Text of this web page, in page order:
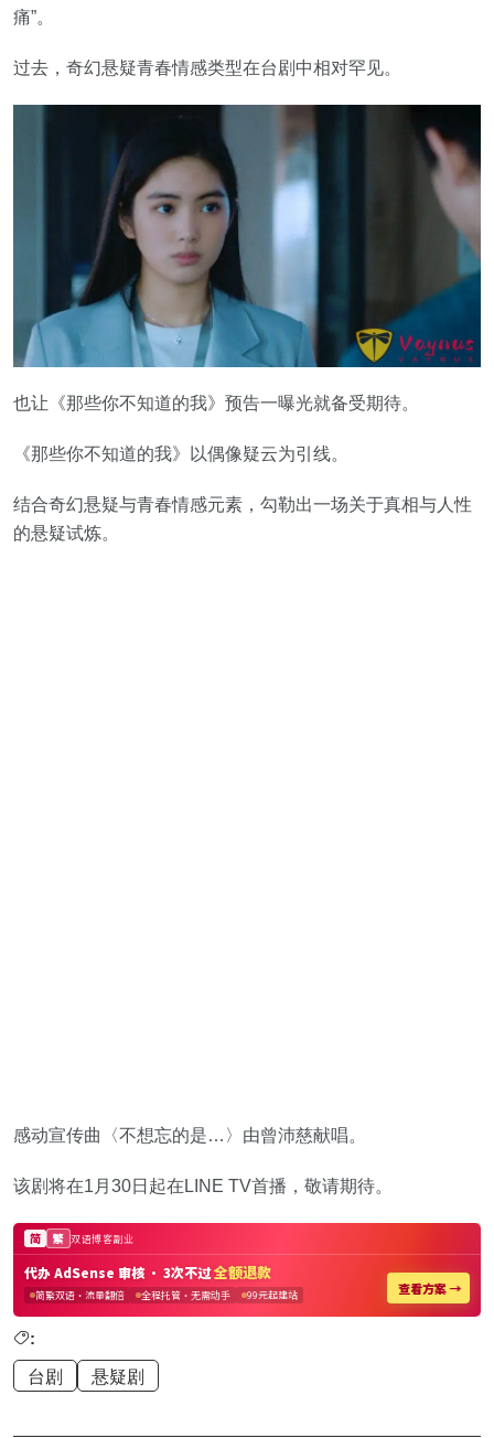
痛”。
过去，奇幻悬疑青春情感类型在台剧中相对罕见。
也让《那些你不知道的我》预告一曝光就备受期待。
《那些你不知道的我》以偶像疑云为引线。
结合奇幻悬疑与青春情感元素，勾勒出一场关于真相与人性
的悬疑试炼。
感动宣传曲〈不想忘的是…〉由曾沛慈献唱。
该剧将在1月30日起在LINE TV首播，敬请期待。
:
台剧 悬疑剧